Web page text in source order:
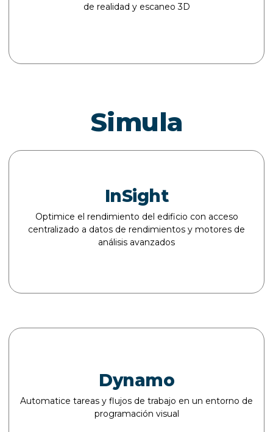
de realidad y escaneo 3D
Simula
InSight
Optimice el rendimiento del edificio con acceso
centralizado a datos de rendimientos y motores de
análisis avanzados
Dynamo
Automatice tareas y flujos de trabajo en un entorno de
programación visual